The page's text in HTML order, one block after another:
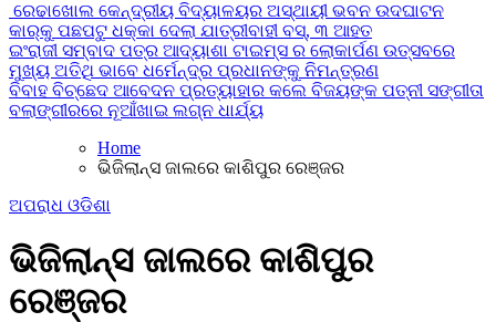
ରେଢାଖୋଲ କେନ୍ଦ୍ରୀୟ ବିଦ୍ୟାଳୟର ଅସ୍ଥାୟୀ ଭବନ ଉଦଘାଟନ
କାର୍‌କୁ ପଛପଟୁ ଧକ୍କା ଦେଲା ଯାତ୍ରୀବାହୀ ବସ୍‌, ୩ ଆହତ
ଇଂରାଜୀ ସମ୍ବାଦ ପତ୍ର ଆଦ୍ୟାଶା ଟାଇମ୍ସ ର ଲୋକାର୍ପଣ ଉତ୍ସବରେ
ମୁଖ୍ୟ ଅତିଥି ଭାବେ ଧର୍ମେନ୍ଦ୍ର ପ୍ରଧାନଙ୍କୁ ନିମନ୍ତ୍ରଣ
ବିବାହ ବିଚ୍ଛେଦ ଆବେଦନ ପ୍ରତ୍ୟାହାର କଲେ ବିଜୟଙ୍କ ପତ୍ନୀ ସଙ୍ଗୀତା
ବଲାଙ୍ଗୀରରେ ନୂଆଁଖାଇ ଲଗ୍ନ ଧାର୍ଯ୍ୟ
Home
ଭିଜିଲାନ୍ସ ଜାଲରେ କାଶିପୁର ରେଞ୍ଜର
ଅପରାଧ ଓଡିଶା
ଭିଜିଲାନ୍ସ ଜାଲରେ କାଶିପୁର
ରେଞ୍ଜର